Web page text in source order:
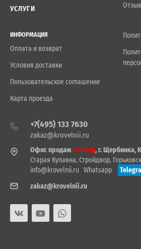
УСЛУГИ
ИНФОРМАЦИЯ
Оплата и возврат
Условия доставки
Пользовательское соглашение
Карта проезда
+7(495) 133 7630
zakaz@krovelnii.ru
Офис продаж+ Склад, г. Щербинка,
Старая Купавна, Стройдвор,
info@krovelnii.ru Whatsapp
zakaz@krovelnii.ru